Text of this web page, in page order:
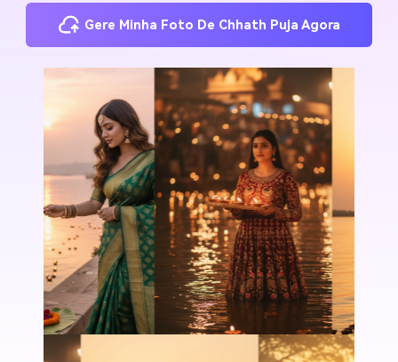
Gere Minha Foto De Chhath Puja Agora